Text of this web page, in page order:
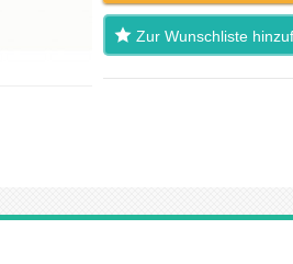
Zur Wunschliste